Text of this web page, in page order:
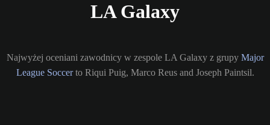
LA Galaxy
Najwyżej oceniani zawodnicy w zespole LA Galaxy z grupy Major
League Soccerto Riqui Puig, Marco Reus and Joseph Paintsil.